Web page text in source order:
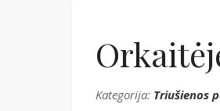
Kategorija: Triušienos